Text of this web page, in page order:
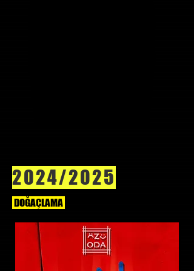
2024/2025
DOĞAÇLAMA